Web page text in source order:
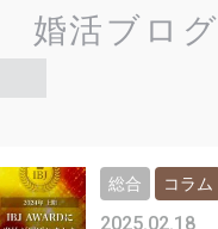
婚活ブログ
2025.02.18
総合 コラム